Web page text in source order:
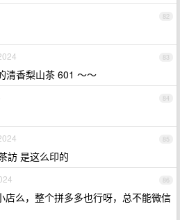
82
83
清香梨山茶 601 ～～
84
85
訪 是这么印的
86
店么，整个拼多多也行呀，总不能微信